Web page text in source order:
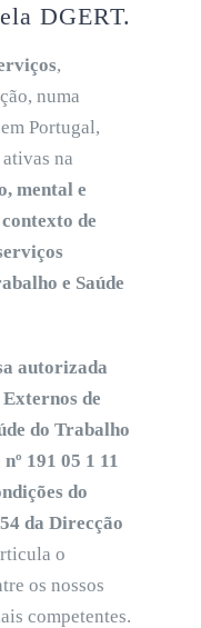
DGERT.
,
numa
Portugal,
na
mental e
de
e Saúde
autorizada
de
do Trabalho
191 05 1 11
do
da Direcção
o
os nossos
competentes.